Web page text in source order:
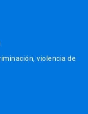
violencia de